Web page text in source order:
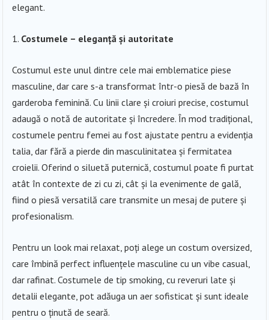
elegant.
Costumele – eleganță și autoritate
Costumul este unul dintre cele mai emblematice piese
masculine, dar care s-a transformat într-o piesă de bază în
garderoba feminină. Cu linii clare și croiuri precise, costumul
adaugă o notă de autoritate și încredere. În mod tradițional,
costumele pentru femei au fost ajustate pentru a evidenția
talia, dar fără a pierde din masculinitatea și fermitatea
croielii. Oferind o siluetă puternică, costumul poate fi purtat
atât în contexte de zi cu zi, cât și la evenimente de gală,
fiind o piesă versatilă care transmite un mesaj de putere și
profesionalism.
Pentru un look mai relaxat, poți alege un costum oversized,
care îmbină perfect influențele masculine cu un vibe casual,
dar rafinat. Costumele de tip smoking, cu reveruri late și
detalii elegante, pot adăuga un aer sofisticat și sunt ideale
pentru o ținută de seară.